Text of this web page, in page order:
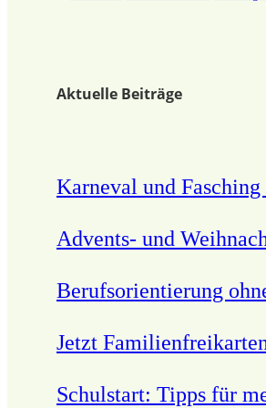
Aktuelle Beiträge
Karneval und
Advents- und
Berufsorientierung
Jetzt
Schulstart: Tipps für